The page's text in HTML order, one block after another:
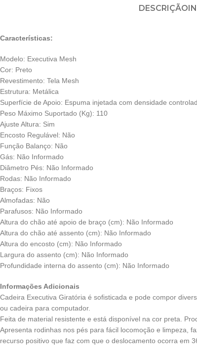
DESCRIÇÃO
Características:
Modelo: Executiva Mesh
Cor: Preto
Revestimento: Tela Mesh
Estrutura: Metálica
Superfície de Apoio: Espuma injetada com densidade
Peso Máximo Suportado (Kg): 110
Ajuste Altura: Sim
Encosto Regulável: Não
Função Balanço: Não
Gás: Não Informado
Diâmetro Pés: Não Informado
Rodas: Não Informado
Braços: Fixos
Almofadas: Não
Parafusos: Não Informado
Altura do chão até apoio de braço (cm): Não Informado
Altura do chão até assento (cm): Não Informado
Altura do encosto (cm): Não Informado
Largura do assento (cm): Não Informado
Profundidade interna do assento (cm): Não Informado
Informações Adicionais
Cadeira Executiva Giratória é sofisticada e pode compor
ou cadeira para computador.
Feita de material resistente e está disponível na cor preta.
Apresenta rodinhas nos pés para fácil locomoção e limpeza,
recurso positivo que faz com que o deslocamento ocorra em